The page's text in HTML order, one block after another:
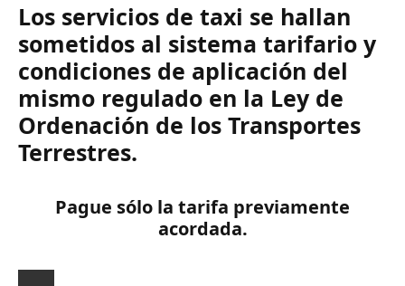
Los servicios de taxi se hallan
sometidos al sistema tarifario y
condiciones de aplicación del
mismo regulado en la Ley de
Ordenación de los Transportes
Terrestres.
Pague sólo la tarifa previamente
acordada.